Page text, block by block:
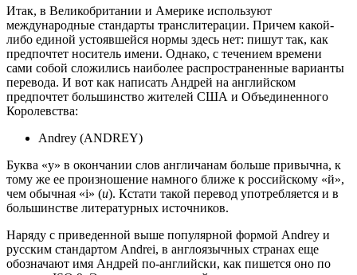
Итак, в Великобритании и Америке используют
международные стандарты транслитерации. Причем какой-
либо единой устоявшейся нормы здесь нет: пишут так, как
предпочтет носитель имени. Однако, с течением времени
сами собой сложились наиболее распространенные варианты
перевода. И вот как написать Андрей на английском
предпочтет большинство жителей США и Объединенного
Королевства:
Andrey (ANDREY)
Буква «y» в окончании слов англичанам больше привычна, к
тому же ее произношение намного ближе к российскому «й»,
чем обычная «i» (и). Кстати такой перевод употребляется и в
большинстве литературных источников.
Наряду с приведенной выше популярной формой Andrey и
русским стандартом Andrei, в англоязычных странах еще
обозначают имя Андрей по-английски, как пишется оно по